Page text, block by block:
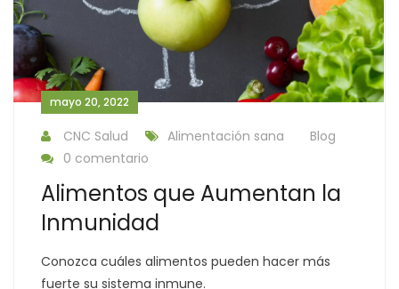
mayo 20, 2022
CNC Salud Alimentación sana
Blog
0 comentario
Alimentos que Aumentan la
Inmunidad
Conozca cuáles alimentos pueden hacer más
fuerte su sistema inmune.